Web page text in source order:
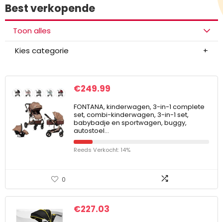
Best verkopende
Toon alles
Kies categorie
€249.99
FONTANA, kinderwagen, 3-in-1 complete
set, combi-kinderwagen, 3-in-1 set,
babybadje en sportwagen, buggy,
autostoel…
Reeds Verkocht: 14%
0
€227.03